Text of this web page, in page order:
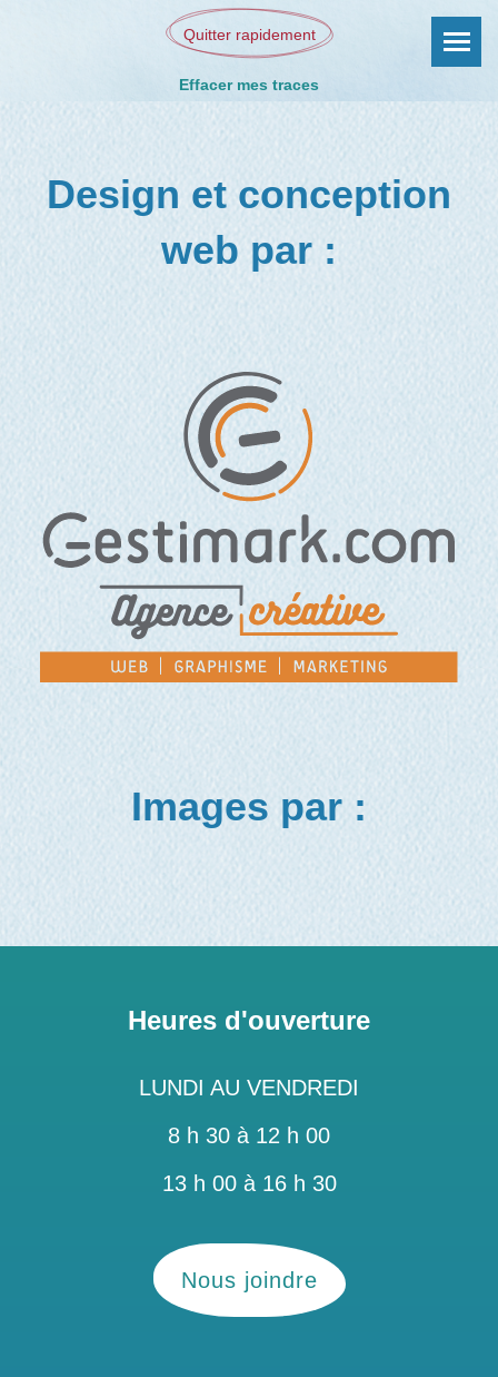
Quitter rapidement
Effacer mes traces
Design et conception
web par :
Images par :
Heures d'ouverture
LUNDI AU VENDREDI
8 h 30 à 12 h 00
13 h 00 à 16 h 30
Nous joindre